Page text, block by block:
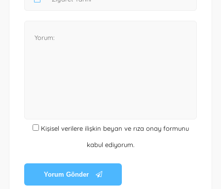
Kişisel verilere ilişkin beyan ve rıza onay formunu
kabul ediyorum.
Yorum Gönder